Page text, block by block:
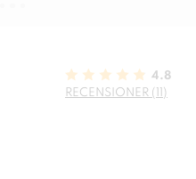
4.8
RECENSIONER (11)